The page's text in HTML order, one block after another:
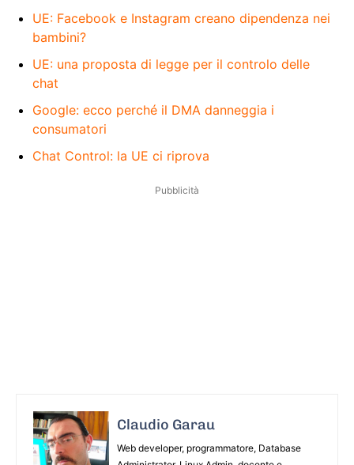
UE: Facebook e Instagram creano dipendenza nei
bambini?
UE: una proposta di legge per il controlo delle
chat
Google: ecco perché il DMA danneggia i
consumatori
Chat Control: la UE ci riprova
Pubblicità
Claudio Garau
Web developer, programmatore, Database